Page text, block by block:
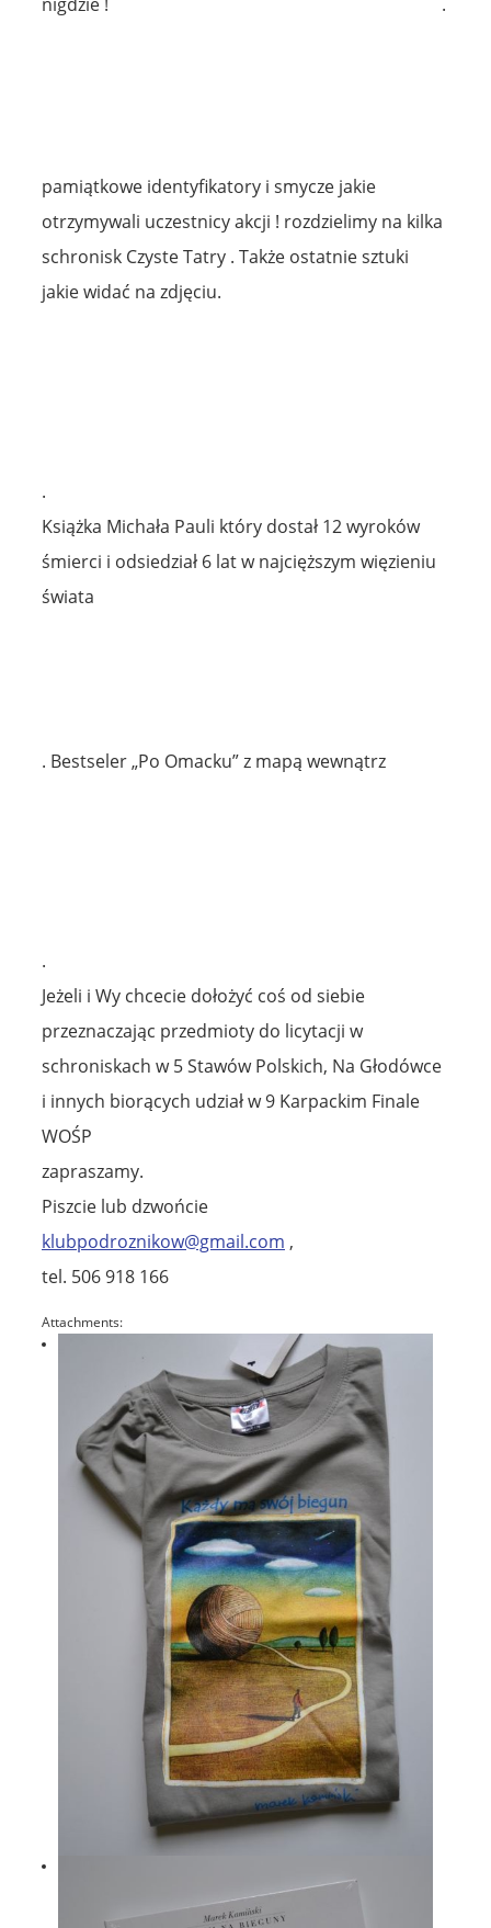
nigdzie ! .
pamiątkowe identyfikatory i smycze jakie
otrzymywali uczestnicy akcji ! rozdzielimy na kilka
schronisk Czyste Tatry . Także ostatnie sztuki
jakie widać na zdjęciu.
.
Książka Michała Pauli który dostał 12 wyroków
śmierci i odsiedział 6 lat w najcięższym więzieniu
świata
. Bestseler „Po Omacku” z mapą wewnątrz
.
Jeżeli i Wy chcecie dołożyć coś od siebie
przeznaczając przedmioty do licytacji w
schroniskach w 5 Stawów Polskich, Na Głodówce
i innych biorących udział w 9 Karpackim Finale
WOŚP
zapraszamy.
Piszcie lub dzwońcie
klubpodroznikow@gmail.com ,
tel. 506 918 166
Attachments: